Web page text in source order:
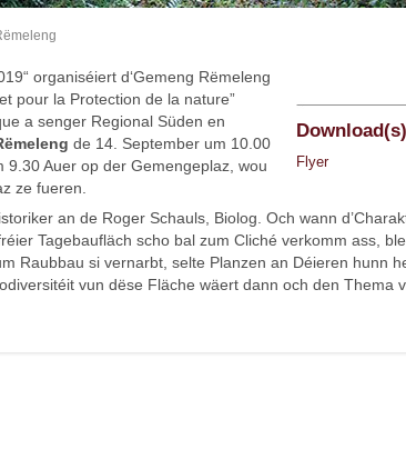
Download(s)
Flyer
organiséiert d‘Gemeng Rëmeleng
pour la Protection de la nature”
a senger Regional Süden en
de 14. September um 10.00
Auer op der Gemengeplaz, wou
ze fueren.
an de Roger Schauls, Biolog. Och wann
Tagebaufläch scho bal zum Cliché verkomm ass,
Raubbau si vernarbt, selte Planzen an Déieren hunn
vun dëse Fläche wäert dann och den Thema